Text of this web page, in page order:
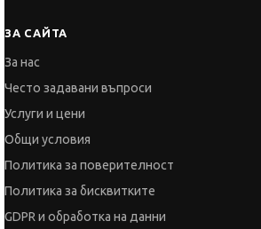
ЗА САЙТА
За нас
Често задавани въпроси
Услуги и цени
Общи условия
Политика за поверителност
Политика за бисквитките
GDPR и обработка на данни